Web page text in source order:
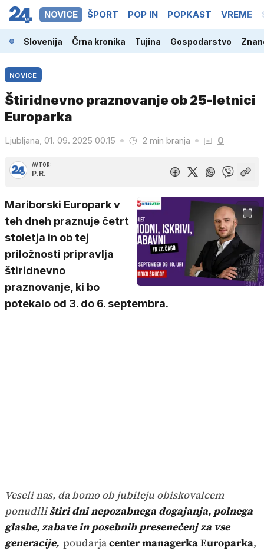
NOVICE ŠPORT POP IN POPKAST VREME
Slovenija Črna kronika Tujina Gospodarstvo
NOVICE
Štiridnevno praznovanje ob 25-letnici
Europarka
Ljubljana, 01. 09. 2025 00.15 2 min branja 0
AVTOR:
P.R.
Mariborski Europark v
teh dneh praznuje četrt
stoletja in ob tej
priložnosti pripravlja
štiridnevno
praznovanje, ki bo
potekalo od 3. do 6. septembra.
Veseli nas, da bomo ob jubileju obiskovalcem
ponudilištiri dni nepozabnega dogajanja, polnega
glasbe, zabave in posebnih presenečenj za vse
generacije, poudarjacenter managerka Europarka,